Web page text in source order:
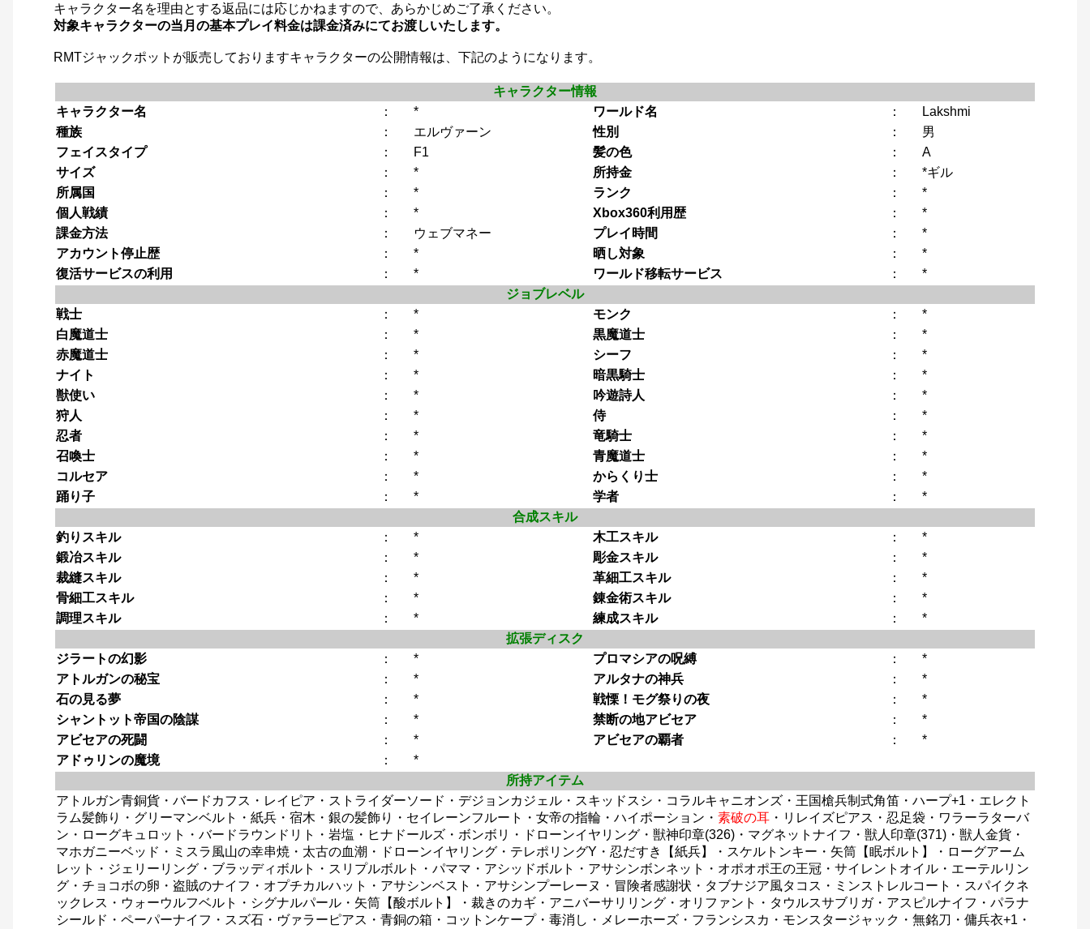
キャラクター名を理由とする返品には応じかねますので、あらかじめご了承ください。
対象キャラクターの当月の基本プレイ料金は課金済みにてお渡しいたします。
RMTジャックポットが販売しておりますキャラクターの公開情報は、下記のようになります。
キャラクター情報
キャラクター名
： * ワールド名 ：
Lakshmi
種族
： エルヴァーン 性別 ：
男
フェイスタイプ
： F1 髪の色 ：
A
サイズ
： * 所持金 ：
*ギル
所属国
： * ランク ：
*
個人戦績
： * Xbox360利用歴 ：
*
課金方法
： ウェブマネー プレイ時間 ：
*
アカウント停止歴
： * 晒し対象 ：
*
復活サービスの利用
： * ワールド移転サービス ：
*
ジョブレベル
戦士
： * モンク ：
*
白魔道士
： * 黒魔道士 ：
*
赤魔道士
： * シーフ ：
*
ナイト
： * 暗黒騎士 ：
*
獣使い
： * 吟遊詩人 ：
*
狩人
： * 侍 ：
*
忍者
： * 竜騎士 ：
*
召喚士
： * 青魔道士 ：
*
コルセア
： * からくり士 ：
*
踊り子
： * 学者 ：
*
合成スキル
釣りスキル
： * 木工スキル ：
*
鍛冶スキル
： * 彫金スキル ：
*
裁縫スキル
： * 革細工スキル ：
*
骨細工スキル
： * 錬金術スキル ：
*
調理スキル
： * 練成スキル ：
*
拡張ディスク
ジラートの幻影
： * プロマシアの呪縛 ：
*
アトルガンの秘宝
： * アルタナの神兵 ：
*
石の見る夢
： * 戦慄！モグ祭りの夜 ：
*
シャントット帝国の陰謀
： * 禁断の地アビセア ：
*
アビセアの死闘
： * アビセアの覇者 ：
*
アドゥリンの魔境
：
*
所持アイテム
アトルガン青銅貨・バードカフス・レイピア・ストライダーソード・デジョンカジェル・スキッドスシ・コラルキャニオンズ・王国槍兵制式角笛・ハープ+1・エレクト
ラム髪飾り・グリーマンベルト・紙兵・宿木・銀の髪飾り・セイレーンフルート・女帝の指輪・ハイポーション・ 素破の耳 ・リレイズピアス・忍足袋・ワラーラターバ
ン・ローグキュロット・バードラウンドリト・岩塩・ヒナドールズ・ボンボリ・ドローンイヤリング・獣神印章(326)・マグネットナイフ・獣人印章(371)・獣人金貨・
マホガニーベッド・ミスラ風山の幸串焼・太古の血潮・ドローンイヤリング・テレポリングY・忍だすき【紙兵】・スケルトンキー・矢筒【眠ボルト】・ローグアーム
レット・ジェリーリング・ブラッディボルト・スリプルボルト・パママ・アシッドボルト・アサシンボンネット・オポオポ王の王冠・サイレントオイル・エーテルリン
グ・チョコボの卵・盗賊のナイフ・オプチカルハット・アサシンベスト・アサシンプーレーヌ・冒険者感謝状・タブナジア風タコス・ミンストレルコート・スパイクネ
ックレス・ウォーウルフベルト・シグナルパール・矢筒【酸ボルト】・裁きのカギ・アニバーサリリング・オリファント・タウルスサブリガ・アスピルナイフ・パラナ
シールド・ペーパーナイフ・スズ石・ヴァラーピアス・青銅の箱・コットンケープ・毒消し・メレーホーズ・フランシスカ・モンスタージャック・無銘刀・傭兵衣+1・